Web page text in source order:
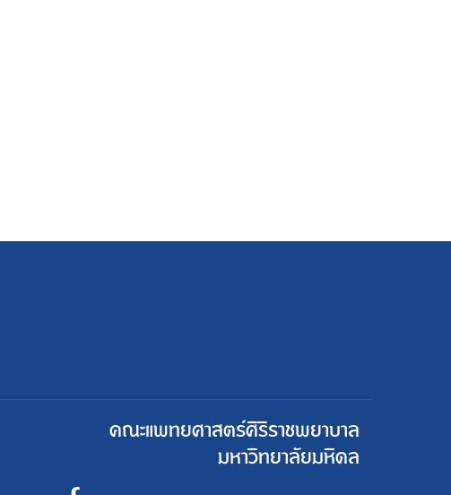
คณะแพทยศาสตร์ศิริราชพยาบาล
มหาวิทยาลัยมหิดล